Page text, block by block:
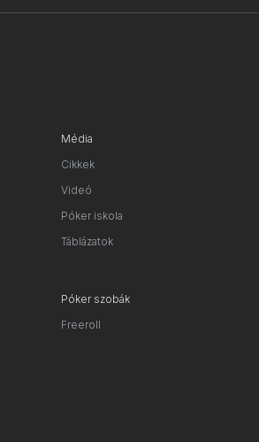
Média
Cikkek
Videó
Póker iskola
Táblázatok
Póker szobák
Freeroll